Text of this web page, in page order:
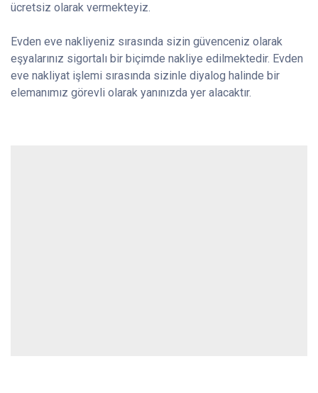
ücretsiz olarak vermekteyiz.
Evden eve nakliyeniz sırasında sizin güvenceniz olarak
eşyalarınız sigortalı bir biçimde nakliye edilmektedir. Evden
eve nakliyat işlemi sırasında sizinle diyalog halinde bir
elemanımız görevli olarak yanınızda yer alacaktır.